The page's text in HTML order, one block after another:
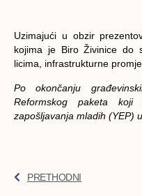
Uzimajući u obzir
kojima je Biro Živinice do
licima, infrastrukturne
Po okončanju
Reformskog paketa
zapošljavanja mladih (YEP)
PRETHODNI